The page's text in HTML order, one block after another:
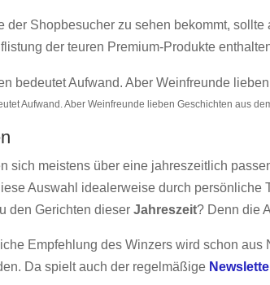
der Shopbesucher zu sehen bekommt,
der teuren Premium-Produkte
Aufwand. Aber Weinfreunde lieben Geschichten aus
sich meistens über eine jahreszeitlich
Auswahl idealerweise durch
den Gerichten dieserJahreszeit? Denn die
Empfehlung des Winzers wird schon
Da spielt auch der regelmäßige